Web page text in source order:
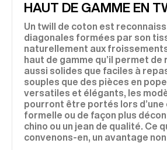
HAUT DE GAMME EN
Un twill de coton est
diagonales formées par son
naturellement aux
haut de gamme qu’il permet
aussi solides que faciles à
souples que des pièces en
versatiles et élégants, les
pourront être portés lors d’une
formelle ou de façon plus
chino ou un jean de qualité. Ce
convenons-en, un avantage